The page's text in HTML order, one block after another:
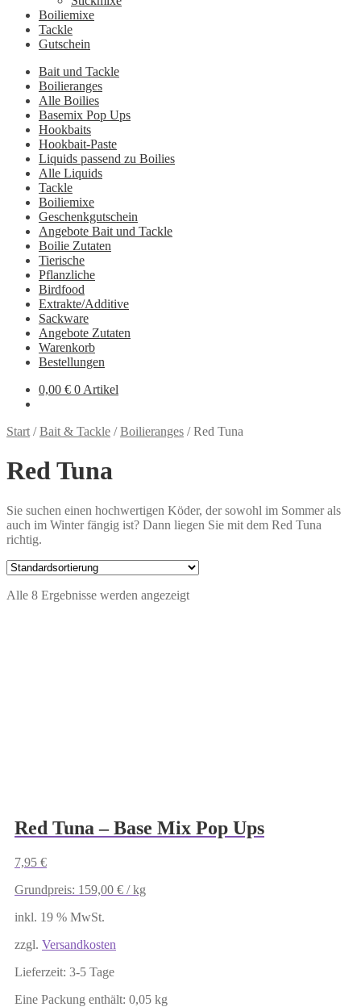
Boiliemixe
Tackle
Gutschein
Bait und Tackle
Boilieranges
Alle Boilies
Basemix Pop Ups
Hookbaits
Hookbait-Paste
Liquids passend zu Boilies
Alle Liquids
Tackle
Boiliemixe
Geschenkgutschein
Angebote Bait und Tackle
Boilie Zutaten
Tierische
Pflanzliche
Birdfood
Extrakte/Additive
Sackware
Angebote Zutaten
Warenkorb
Bestellungen
0,00 € 0 Artikel
Start /Bait & Tackle /Boilieranges /Red Tuna
Red Tuna
Sie suchen einen hochwertigen Köder, der sowohl im Sommer als
auch im Winter fängig ist? Dann liegen Sie mit dem Red Tuna
richtig.
Alle 8 Ergebnisse werden angezeigt
Red Tuna – Base Mix Pop Ups
7,95 €
Grundpreis: 159,00 € /kg
inkl. 19 % MwSt.
zzgl. Versandkosten
Lieferzeit: 3-5 Tage
Eine Packung enthält: 0,05 kg